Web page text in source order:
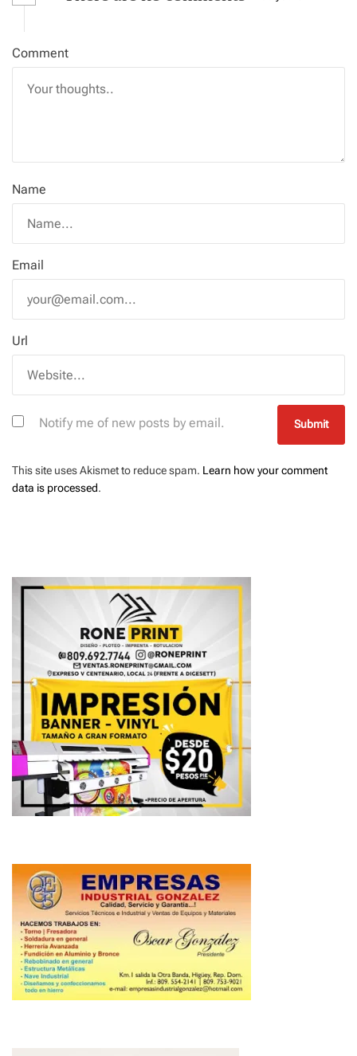
Comment
Name
Email
Url
Notify me of new posts by email.
This site uses Akismet to reduce spam. Learn how your comment
data is processed.